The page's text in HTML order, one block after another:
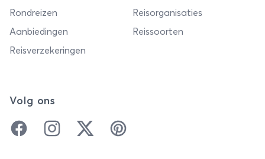
Rondreizen
Reisorganisaties
Aanbiedingen
Reissoorten
Reisverzekeringen
Volg ons
FacebookInstagramTwitter Pinterest